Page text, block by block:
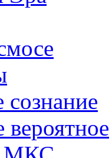
сознание